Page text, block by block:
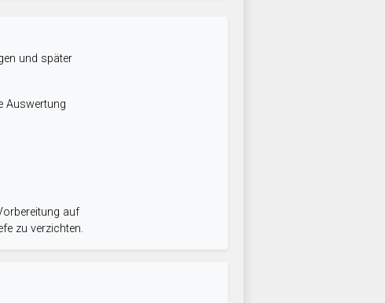
und später
Auswertung
auf
zu verzichten.